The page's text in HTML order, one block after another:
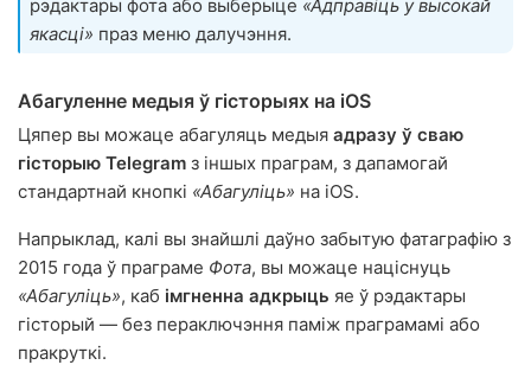
рэдактары фота або выберыце «Адправіць у высокай
якасці» праз меню далучэння.
Абагуленне медыя ў гісторыях на iOS
Цяпер вы можаце абагуляць медыя адразу ў сваю
гісторыю Telegram з іншых праграм, з дапамогай
стандартнай кнопкі «Абагуліць» на iOS.
Напрыклад, калі вы знайшлі даўно забытую фатаграфію з
2015 года ў праграме Фота, вы можаце націснуць
«Абагуліць», каб імгненна адкрыць яе ў рэдактары
гісторый — без пераключэння паміж праграмамі або
пракруткі.